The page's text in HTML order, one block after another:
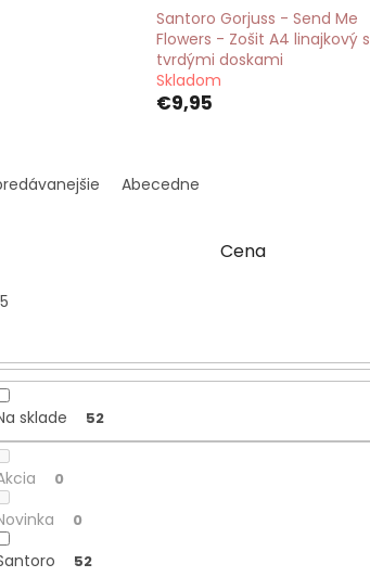
Santoro Gorjuss - Send Me
Flowers - Zošit A4 linajkový s
tvrdými doskami
Skladom
€9,95
Abecedne
Cena
5
sklade 52
0
0
52